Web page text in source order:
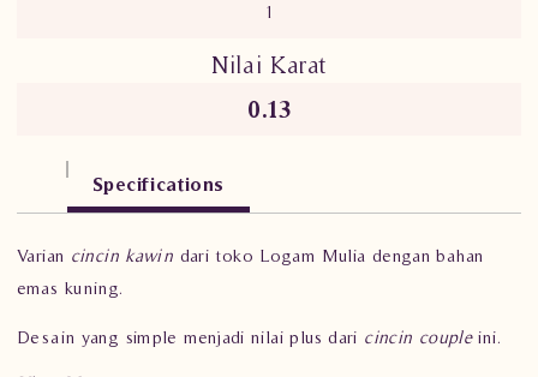
1
Nilai Karat
0.13
Specifications
Varian cincin kawin dari toko Logam Mulia dengan bahan
emas kuning.
Desain yang simple menjadi nilai plus dari cincin coupleini.